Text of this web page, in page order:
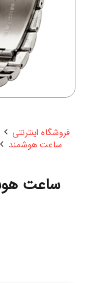
فروشگاه اینترنتی
ساعت هوشمند